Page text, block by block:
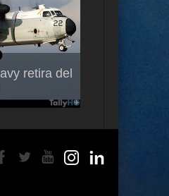
retira del
General